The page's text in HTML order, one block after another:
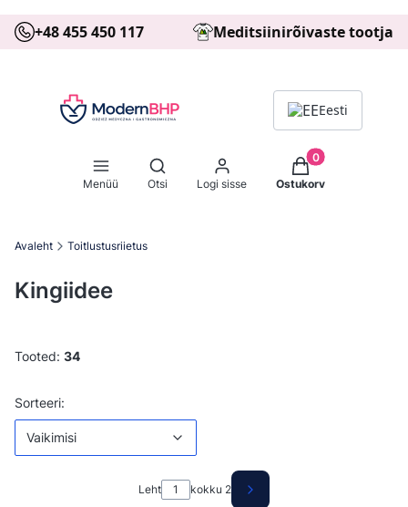
+48 455 450 117 Meditsiinirõivaste tootja
Eesti
Menüü
Ava otsingumootor
Otsi Logi sisse
Tooted
Ostukorv
Avaleht Toitlustusriietus
Kingiidee
Tooted: 34
Toodete loetelu
Sorteeri:
Vaikimisi
Leht kokku 2 Järgmised tooted